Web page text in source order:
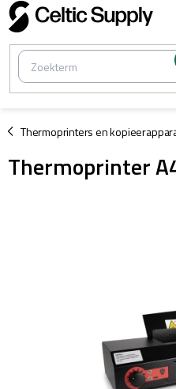
Overslaan
naar
inhoud
Thermoprinters en
/
Thermoprinter